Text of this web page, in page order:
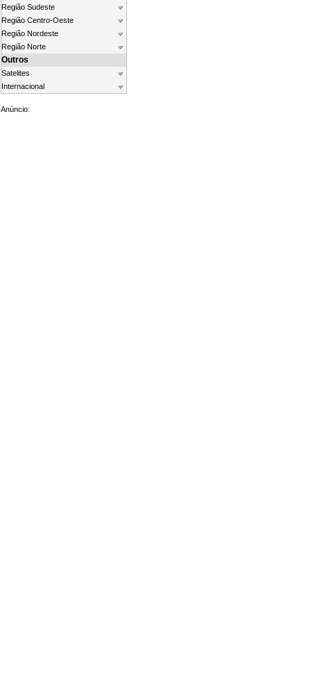
Região Sudeste
Região Centro-Oeste
Região Nordeste
Região Norte
Outros
Satelites
Internacional
Anúncio: